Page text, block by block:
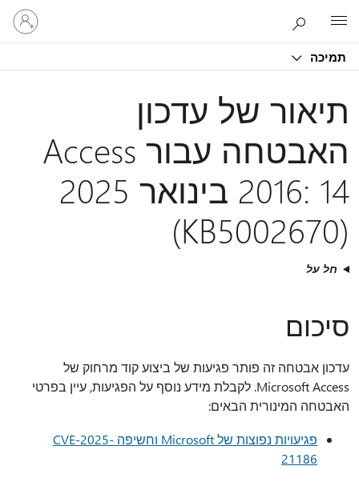
תמיכה
היכנס
לחשבון
שלך
תיאור של עדכון
האבטחה עבור Access
2016: 14 בינואר 2025
(KB5002670)
חל על
סיכום
עדכון אבטחה זה פותר פגיעות של ביצוע קוד מרחוק של
Microsoft Access. לקבלת מידע נוסף על הפגיעות, עיין בפרטי
האבטחה המינורית הבאים:
פגיעויות נפוצות של Microsoft וחשיפה CVE-2025-
21186